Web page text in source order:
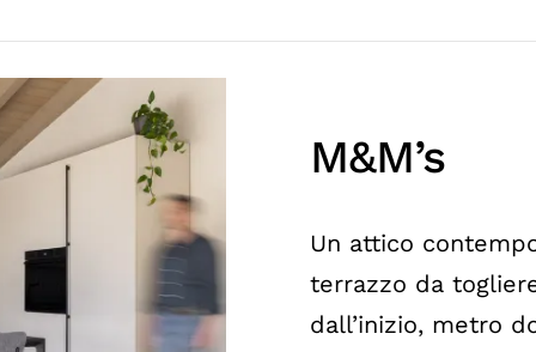
M&M’s
Un attico
terrazzo da
dall’inizio, metro